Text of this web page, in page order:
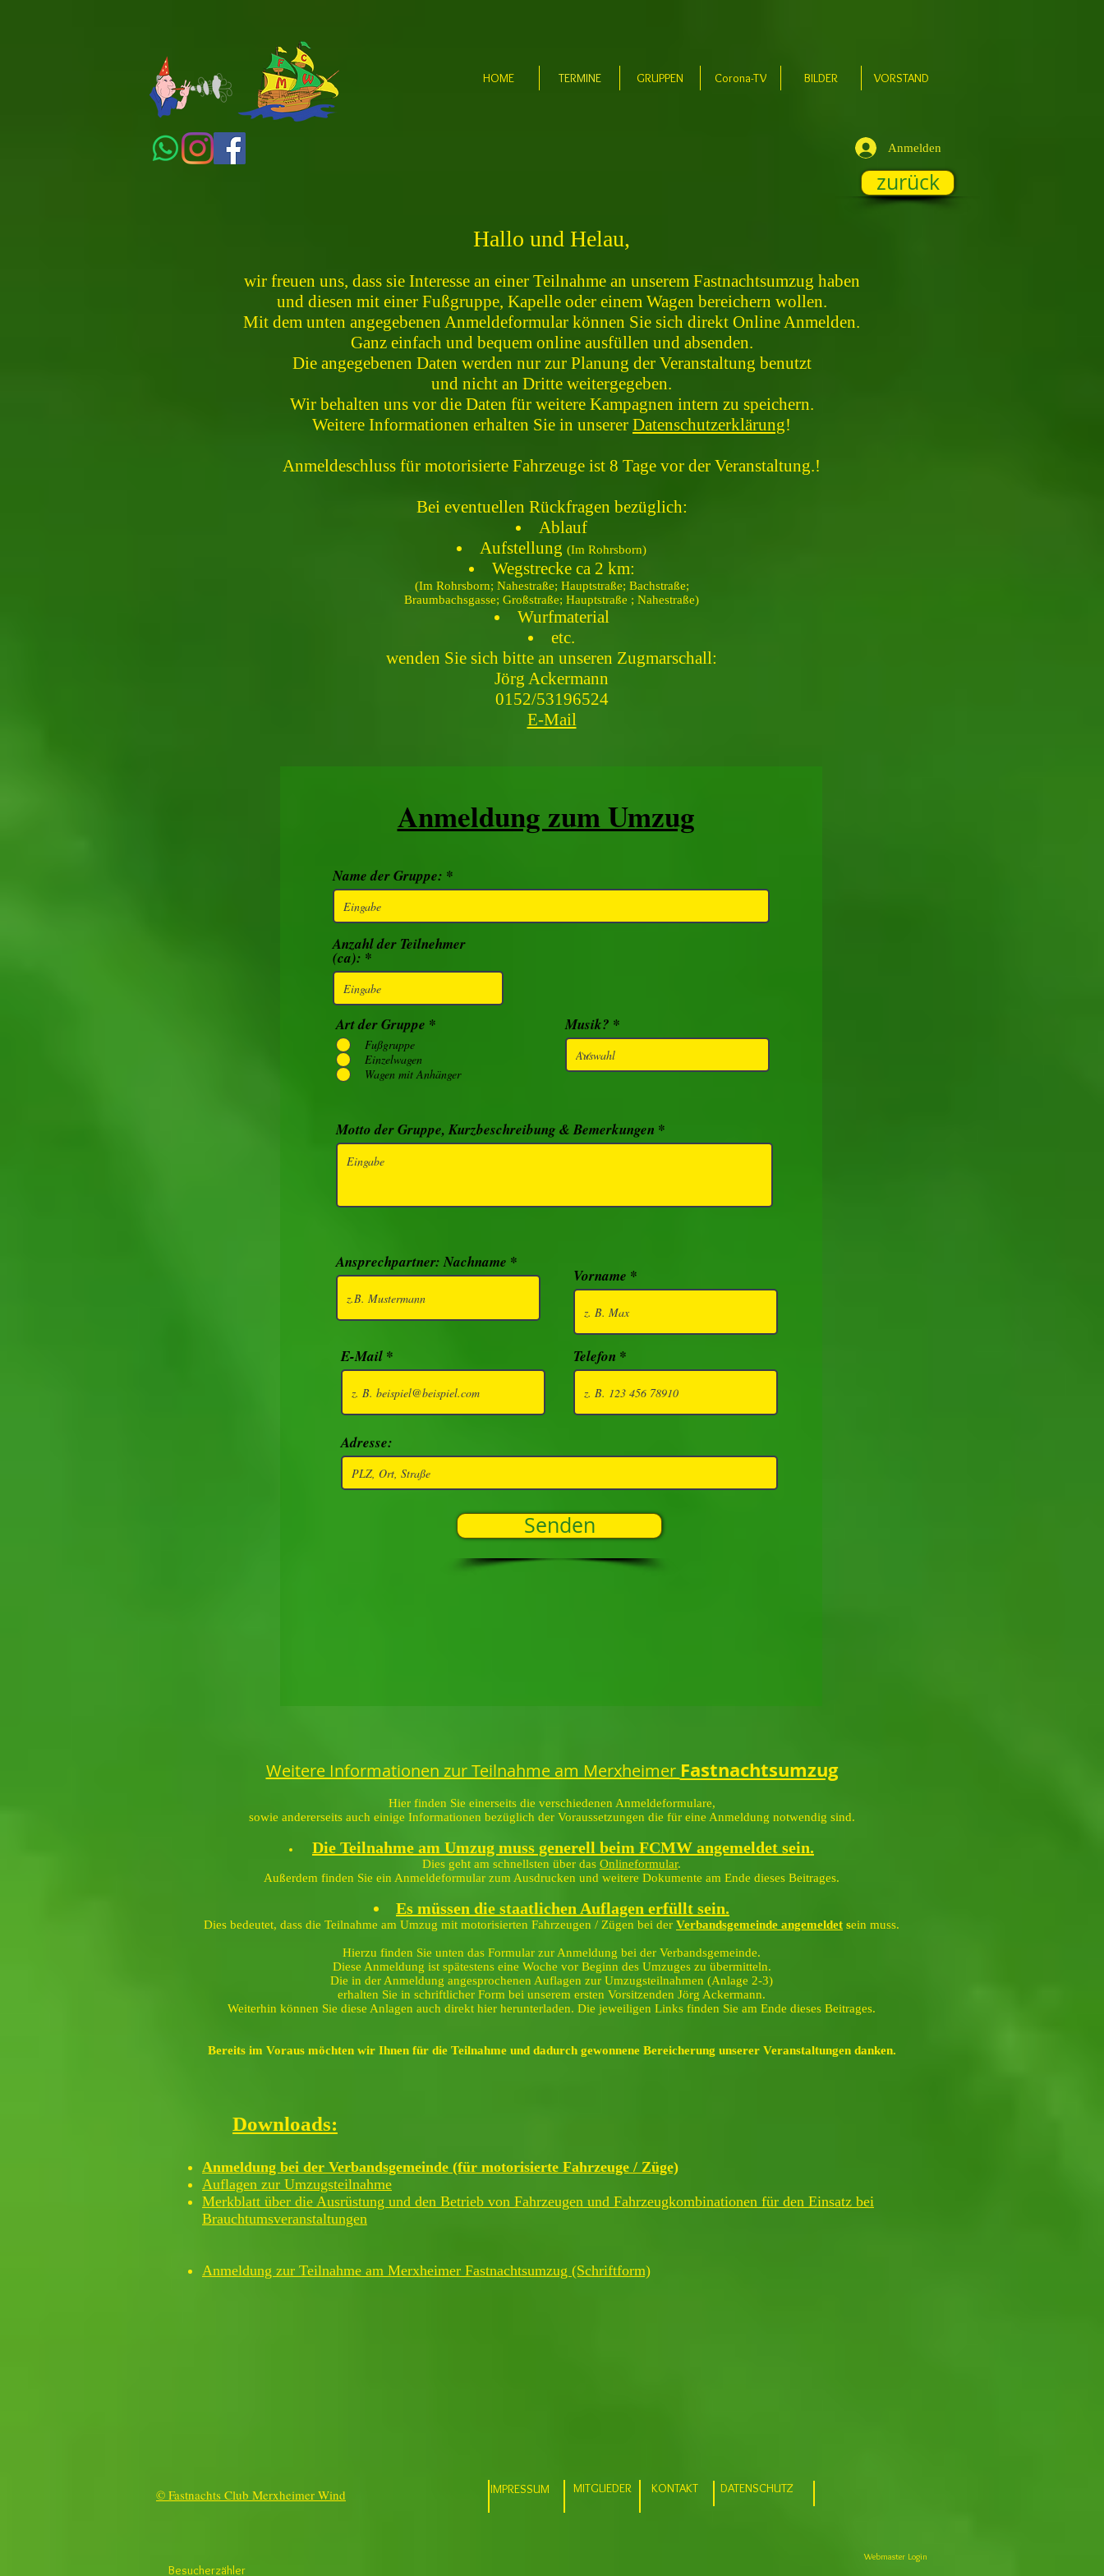
HOME TERMINE GRUPPEN Corona-TV BILDER VORSTAND
Anmelden
zurück
Hallo und Helau,
wir freuen uns, dass sie Interesse an einer Teilnahme an unserem Fastnachtsumzug haben
und diesen mit einer Fußgruppe, Kapelle oder einem Wagen bereichern wollen.
Mit dem unten angegebenen Anmeldeformular können Sie sich direkt Online Anmelden.
Ganz einfach und bequem online ausfüllen und absenden.
Die angegebenen Daten werden nur zur Planung der Veranstaltung benutzt
und nicht an Dritte weitergegeben.
Wir behalten uns vor die Daten für weitere Kampagnen intern zu speichern.
Weitere Informationen erhalten Sie in unserer Datenschutzerklärung!
Anmeldeschluss für motorisierte Fahrzeuge ist 8 Tage vor der Veranstaltung.!
Bei eventuellen Rückfragen bezüglich:
Ablauf
Aufstellung (Im Rohrsborn)
Wegstrecke ca 2 km:
(Im Rohrsborn; Nahestraße; Hauptstraße; Bachstraße;
Braumbachsgasse; Großstraße; Hauptstraße ; Nahestraße)
Wurfmaterial
etc.
wenden Sie sich bitte an unseren Zugmarschall:
Jörg Ackermann
0152/53196524
E-Mail
Anmeldung zum Umzug
Name der Gruppe:
Anzahl der Teilnehmer
(ca):
Art der Gruppe *
Fußgruppe
Einzelwagen
Wagen mit Anhänger
Musik?
Motto der Gruppe, Kurzbeschreibung & Bemerkungen
Ansprechpartner: Nachname
E-Mail
Vorname
Telefon
Adresse:
Senden
Weitere Informationen zur Teilnahme am Merxheimer Fastnachtsumzug
Hier finden Sie einerseits die verschiedenen Anmeldeformulare,
sowie andererseits auch einige Informationen bezüglich der Voraussetzungen die für eine Anmeldung notwendig sind.
Die Teilnahme am Umzug muss generell beim FCMW angemeldet sein.
Dies geht am schnellsten über das Onlineformular.
Außerdem finden Sie ein Anmeldeformular zum Ausdrucken und weitere Dokumente am Ende dieses Beitrages.
Es müssen die staatlichen Auflagen erfüllt sein.
Dies bedeutet, dass die Teilnahme am Umzug mit motorisierten Fahrzeugen / Zügen bei der Verbandsgemeinde angemeldet sein muss.
Hierzu finden Sie unten das Formular zur Anmeldung bei der Verbandsgemeinde.
Diese Anmeldung ist spätestens eine Woche vor Beginn des Umzuges zu übermitteln.
Die in der Anmeldung angesprochenen Auflagen zur Umzugsteilnahmen (Anlage 2-3)
erhalten Sie in schriftlicher Form bei unserem ersten Vorsitzenden Jörg Ackermann.
Weiterhin können Sie diese Anlagen auch direkt hier herunterladen. Die jeweiligen Links finden Sie am Ende dieses Beitrages.
Bereits im Voraus möchten wir Ihnen für die Teilnahme und dadurch gewonnene Bereicherung unserer Veranstaltungen danken.
Downloads:
Anmeldung bei der Verbandsgemeinde (für motorisierte Fahrzeuge / Züge)
Auflagen zur Umzugsteilnahme
Merkblatt über die Ausrüstung und den Betrieb von Fahrzeugen und Fahrzeugkombinationen für den Einsatz bei
Brauchtumsveranstaltungen
Anmeldung zur Teilnahme am Merxheimer Fastnachtsumzug (Schriftform)
© Fastnachts Club Merxheimer Wind IMPRESSUM MITGLIEDER KONTAKT DATENSCHUTZ
Besucherzähler
Webmaster Login